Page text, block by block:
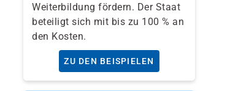
Weiterbildung fördern. Der Staat
beteiligt sich mit bis zu 100 % an
den Kosten.
ZU DEN BEISPIELEN